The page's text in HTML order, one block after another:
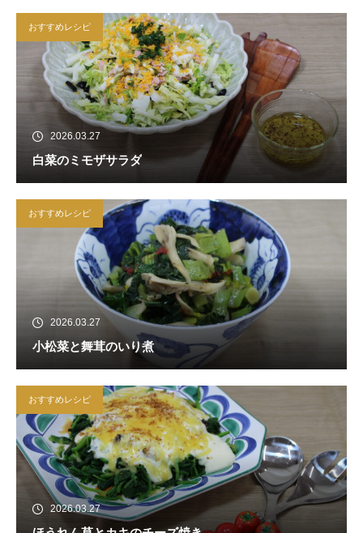
おすすめレシピ
2026.03.27
白菜のミモザサラダ
おすすめレシピ
2026.03.27
小松菜と舞茸のいり煮
おすすめレシピ
2026.03.27